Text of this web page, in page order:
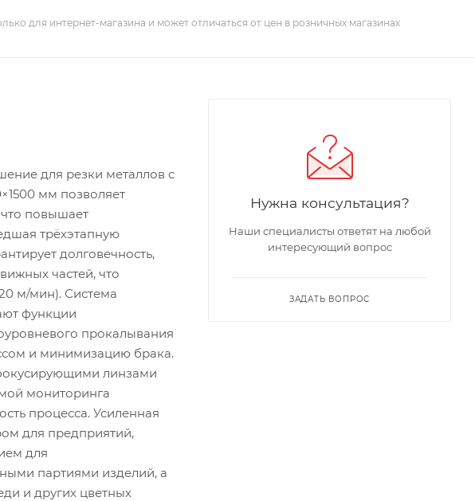
для интернет-магазина и может отличаться от цен в розничных магазинах
для резки металлов с
мм позволяет
повышает
трёхэтапную
долговечность,
частей, что
м/мин). Система
функции
прокалывания
и минимизацию брака.
линзами
мониторинга
процесса. Усиленная
для предприятий,
для
партиями изделий, а
и других цветных
Нужна консультация?
Наши специалисты ответят на любой
интересующий вопрос
ЗАДАТЬ ВОПРОС